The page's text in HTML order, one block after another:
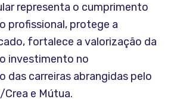
representa o cumprimento
profissional, protege a
fortalece a valorização da
investimento no
das carreiras abrangidas pelo
e Mútua.